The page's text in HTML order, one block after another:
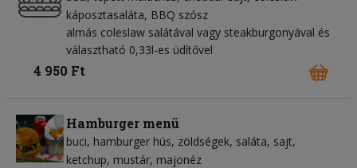
káposztasaláta BBQ szósz
almás coleslaw salátával vagy steakburgonyával és
választható 0,33l-es üdítővel
4 950 Ft
Hamburger menü
buci hamburger hús zöldségek saláta sajt
ketchup mustár majonéz